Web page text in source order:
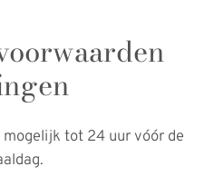
mogelijk tot 24 uur vóór de